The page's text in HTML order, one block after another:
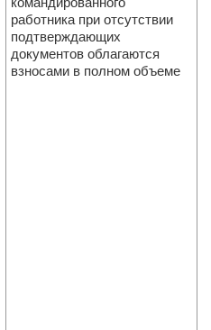
работника при отсутствии
подтверждающих
документов облагаются
взносами в полном объеме